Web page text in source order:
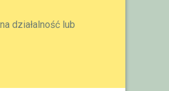
działalność lub